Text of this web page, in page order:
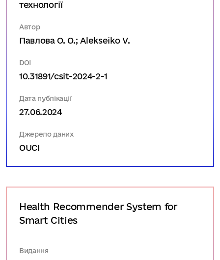
технології
Автор
Павлова О. О.; Alekseiko V.
DOI
10.31891/csit-2024-2-1
Дата публікації
27.06.2024
Джерело даних
OUCI
Health Recommender System for
Smart Cities
Видання